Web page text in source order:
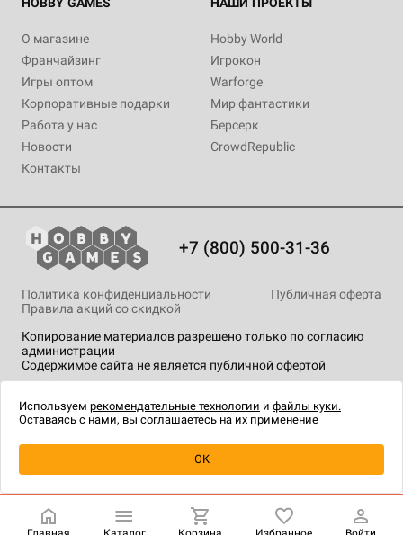
Уведомить о наличии
HOBBY GAMES
О магазине
Франчайзинг
Игры оптом
Корпоративные подарки
Работа у нас
Новости
Контакты
НАШИ ПРОЕКТЫ
Hobby World
Игрокон
Warforge
Мир фантастики
Берсерк
CrowdRepublic
+7 (800) 500-31-36
Копирование материалов разрешено только по согласию
администрации
Содержимое сайта не является публичной офертой
Политика конфиденциальности
Публичная оферта
Правила акций со скидкой
технологии.
Используем рекомендательные технологии и файлы куки.
Оставаясь с нами, вы соглашаетесь на их применение
OK